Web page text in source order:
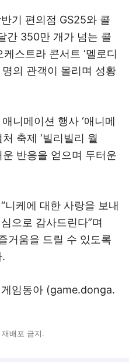
기 편의점 GS25와 콜
간 350만 개가 넘는 콜
스트라 콘서트 ‘멜로디
의 관객이 몰리며 성황
니메이션 행사 ‘애니메
축제 ‘빌리빌리 월
운 반응을 얻으며 두터운
니케에 대한 사랑을 보내
으로 감사드린다”며
거움을 드릴 수 있도록
임동아 (game.donga.
배포 금지.